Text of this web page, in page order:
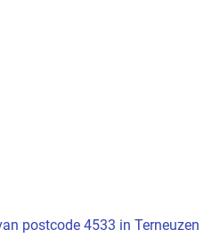
postcode 4533 in Terneuzen